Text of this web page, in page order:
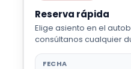
Reserva rápida
Elige asiento en el
consúltanos cualquier
FECHA